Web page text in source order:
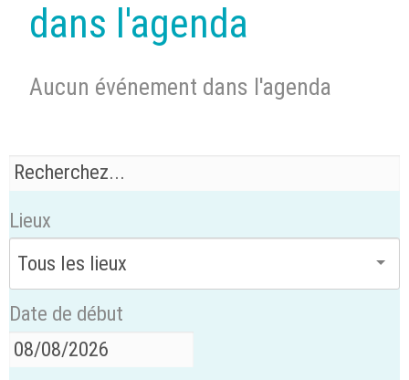
dans l'agenda
Aucun événement dans l'agenda
Lieux
Date de début